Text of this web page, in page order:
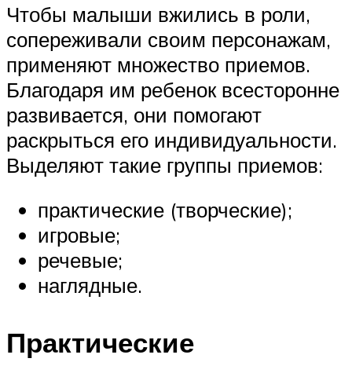
Чтобы малыши вжились в роли,
сопереживали своим персонажам,
применяют множество приемов.
Благодаря им ребенок всесторонне
развивается, они помогают
раскрыться его индивидуальности.
Выделяют такие группы приемов:
практические (творческие);
игровые;
речевые;
наглядные.
Практические